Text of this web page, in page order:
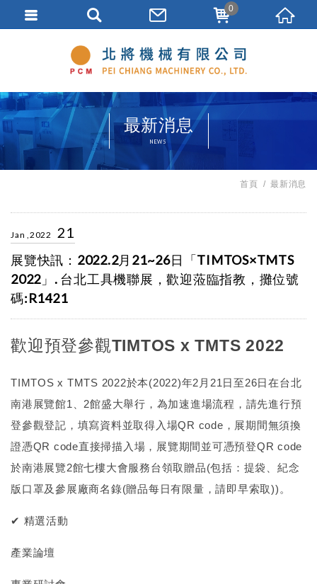
最新消息
NEWS
首頁 最新消息
Jan ,2022 21
展覽快訊：2022.2月21~26日「TIMTOS×TMTS
2022」. 台北工具機聯展，歡迎蒞臨指教，攤位號
碼:R1421
歡迎預登參觀TIMTOS x TMTS 2022
TIMTOS x TMTS 2022於本(2022)年2月21日至26日在台北
南港展覽館1、2館盛大舉行，為加速進場流程，請先進行預
登參觀登記，填寫資料並取得入場QR code，展期間無須換
證憑QR code直接掃描入場，展覽期間並可憑預登QR code
於南港展覽2館七樓大會服務台領取贈品(包括：提袋、紀念
版口罩及參展廠商名錄(贈品每日有限量，請即早索取))。
✔ 精選活動
產業論壇
0